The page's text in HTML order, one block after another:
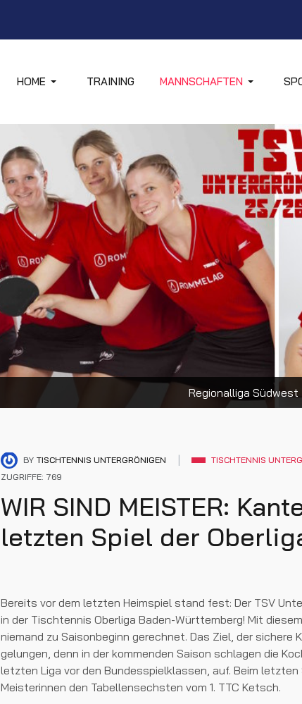
HOME TRAINING MANNSCHAFTEN
Regionalliga Südwest
BY TISCHTENNIS UNTERGRÖNIGEN TISCHTENNIS
ZUGRIFFE: 769
WIR SIND MEISTER:
letzten Spiel der
Bereits vor dem letzten Heimspiel stand fest: Der TSV
in der Tischtennis Oberliga Baden-Württemberg! Mit
niemand zu Saisonbeginn gerechnet. Das Ziel, der
gelungen, denn in der kommenden Saison schlagen die
letzten Liga vor den Bundesspielklassen, auf. Beim letzten
Meisterinnen den Tabellensechsten vom 1. TTC Ketsch.